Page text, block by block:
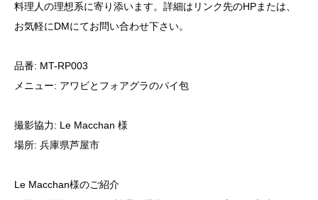
料理人の理想系に寄り添います。詳細はリンク先のHPまたは、
お気軽にDMにてお問い合わせ下さい。
品番: MT-RP003
メニュー: アワビとフォアグラのパイ包
撮影協力: Le Macchan 様
場所: 兵庫県芦屋市
Le Macchan様のご紹介